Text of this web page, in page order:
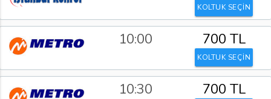
KOLTUK SEÇİN
10:00 700 TL
KOLTUK SEÇİN
10:30 700 TL